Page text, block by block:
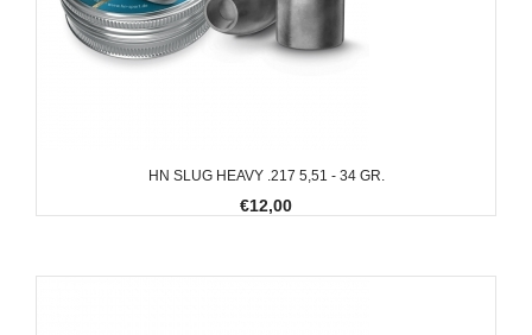
HN SLUG HEAVY .217 5,51 - 34 GR.
€12,00